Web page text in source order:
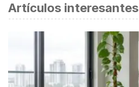
Artículos interesantes